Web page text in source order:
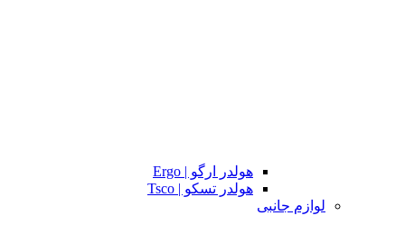
هولدر ارگو | Ergo
هولدر تسکو | Tsco
لوازم جانبی